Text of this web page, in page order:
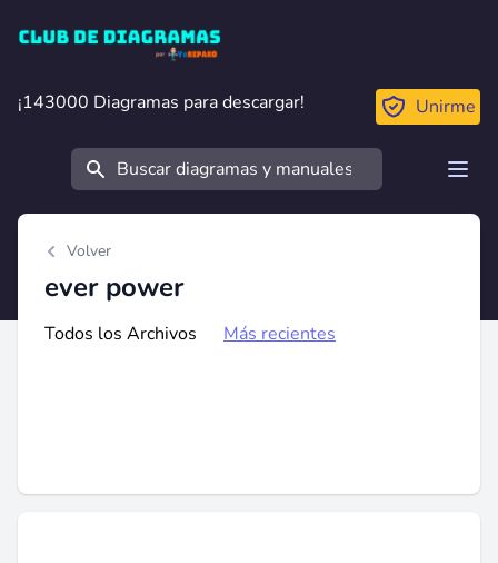
Club de Diagramas
¡143000 Diagramas para descargar!
¡143000 Diagramas para descargar! Unirme
Buscar
Volver
ever power
Todos los Archivos Más recientes